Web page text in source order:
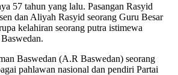
57 tahun yang lalu. Pasangan Rasyid
dan Aliyah Rasyid seorang Guru Besar
kelahiran seorang putra istimewa
Baswedan (A.R Baswedan) seorang
pahlawan nasional dan pendiri Partai